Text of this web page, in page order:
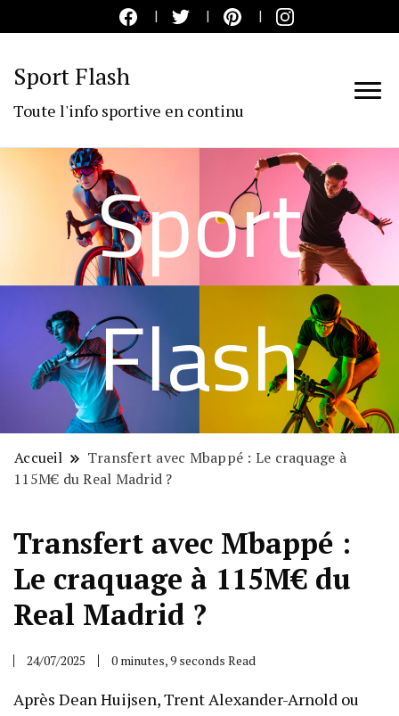
Sport Flash
Toute l'info sportive en continu
Sport
Flash
Accueil
Transfert avec Mbappé : Le craquage à
115M€ du Real Madrid ?
Transfert avec Mbappé :
Le craquage à 115M€ du
Real Madrid ?
24/07/2025 0 minutes, 9 seconds Read
Après Dean Huijsen, Trent Alexander-Arnold ou